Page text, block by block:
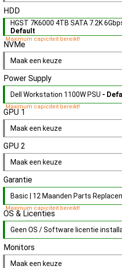
HDD
HGST 7K6000 4TB SATA 7.2K
Default
Maximum capiciteit bereikt!
NVMe
Maak een keuze
Power Supply
Dell Workstation 1100W PSU -
Maximum capiciteit bereikt!
GPU 1
Maak een keuze
GPU 2
Maak een keuze
Garantie
Basic | 12 Maanden Parts
Maximum capiciteit bereikt!
OS & Licenties
Geen OS / Software licentie
Monitors
Maak een keuze